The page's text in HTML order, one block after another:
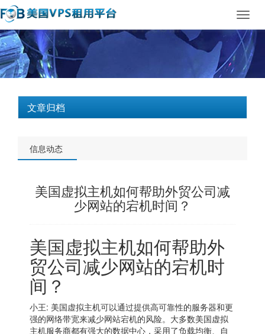
文章归档
信息动态
美国虚拟主机如何帮助外贸公司减
少网站的宕机时间？
美国虚拟主机如何帮助外
贸公司减少网站的宕机时
间？
小王: 美国虚拟主机可以通过提供高可靠性的服务器和更
强的网络带宽来减少网站宕机的风险。大多数美国虚拟
主机服务商都有强大的数据中心，采用了负载均衡、自